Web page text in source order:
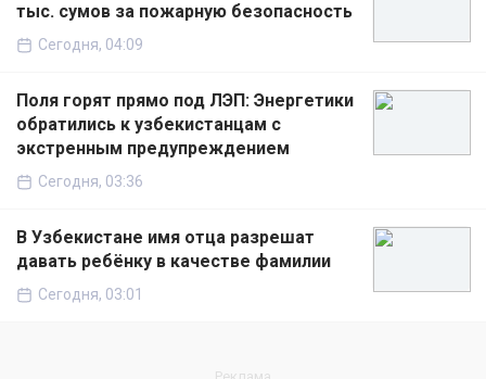
тыс. сумов за пожарную безопасность
Сегодня, 04:09
Поля горят прямо под ЛЭП: Энергетики
обратились к узбекистанцам с
экстренным предупреждением
Сегодня, 03:36
В Узбекистане имя отца разрешат
давать ребёнку в качестве фамилии
Сегодня, 03:01